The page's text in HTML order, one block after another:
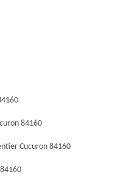
84160
Cucuron 84160